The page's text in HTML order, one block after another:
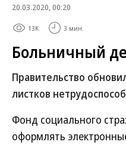
20.03.2020, 00:20
13K 3 мин.
Больничный
Правительство
листков
Фонд социального
оформлять